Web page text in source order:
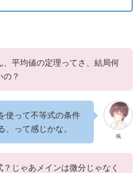
、平均値の定理ってさ、結局何
の？
使って不等式の条件
、って感じかな。
楓
？じゃあメインは微分じゃなく